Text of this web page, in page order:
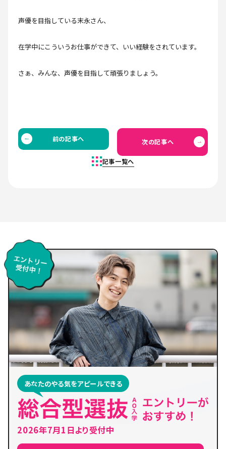
声優を目指している末永さん、
在学中にこういうお仕事ができて、いい経験をされています。
さぁ、みんな、声優を目指して頑張りましょう。
前の記事へ
記事一覧へ
次の記事へ
あなたのやる気をアピールできる
2026年7月1日より受付中